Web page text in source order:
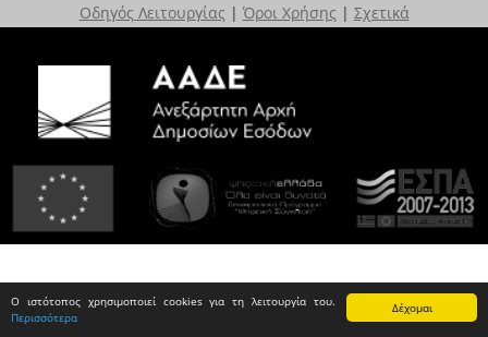
Δέχομαι
Ο ιστότοπος χρησιμοποιεί cookies για τη λειτουργία του.
Περισσότερα
Οδηγός Λειτουργίας | Όροι Χρήσης | Σχετικά